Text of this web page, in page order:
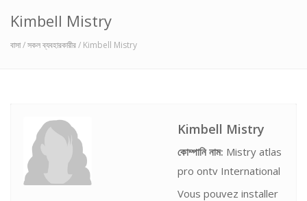
Kimbell Mistry
বাসা/সকল ব্যবহারকারীর/ Kimbell Mistry
Kimbell Mistry
কোম্পানি নাম: Mistry atlas
pro ontv International
Vous pouvez installer